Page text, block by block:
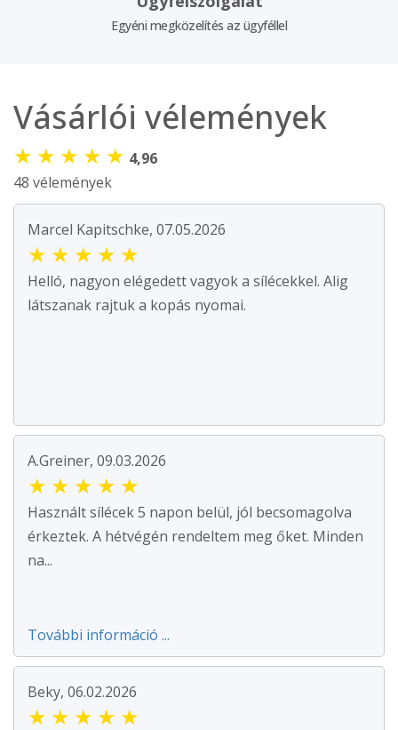
Egyéni megközelítés az ügyféllel
Vásárlói vélemények
★ ★ ★ ★ ★ 4,96
48 vélemények
Marcel Kapitschke, 07.05.2026
★ ★ ★ ★ ★
Helló, nagyon elégedett vagyok a sílécekkel. Alig
látszanak rajtuk a kopás nyomai.
A.Greiner, 09.03.2026
★ ★ ★ ★ ★
Használt sílécek 5 napon belül, jól becsomagolva
érkeztek. A hétvégén rendeltem meg őket. Minden
na...
További információ ...
Beky, 06.02.2026
★ ★ ★ ★ ★